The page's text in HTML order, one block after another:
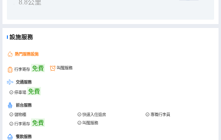
8.8公里
設施服務
熱門服務設施
行李寄存 免費 叫醒服務
交通服務
停車場 免費
前台服務
儲物櫃 快速入住退房
專職行李員
行李寄存 免費 叫醒服務
餐飲服務